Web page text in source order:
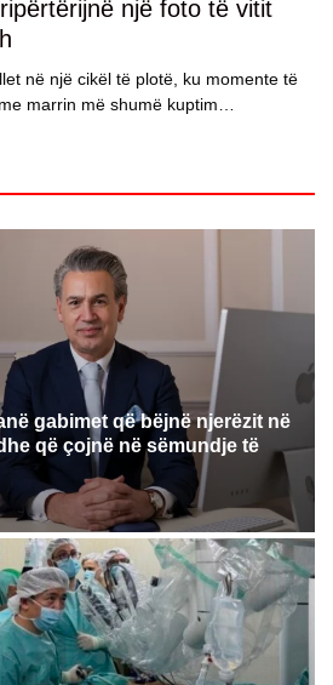
një foto të vitit
në një cikël të plotë, ku momente të
marrin më shumë kuptim…
gabimet që bëjnë njerëzit në
që çojnë në sëmundje të